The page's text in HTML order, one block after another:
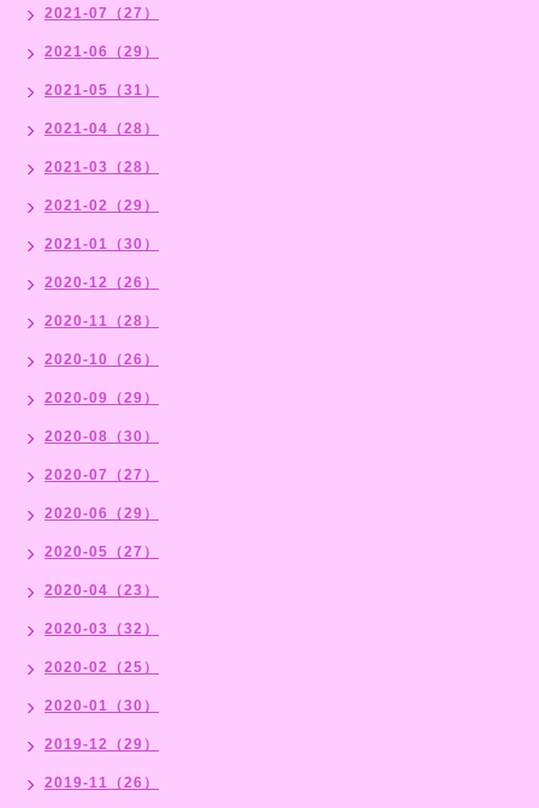
2021-07（27）
2021-06（29）
2021-05（31）
2021-04（28）
2021-03（28）
2021-02（29）
2021-01（30）
2020-12（26）
2020-11（28）
2020-10（26）
2020-09（29）
2020-08（30）
2020-07（27）
2020-06（29）
2020-05（27）
2020-04（23）
2020-03（32）
2020-02（25）
2020-01（30）
2019-12（29）
2019-11（26）